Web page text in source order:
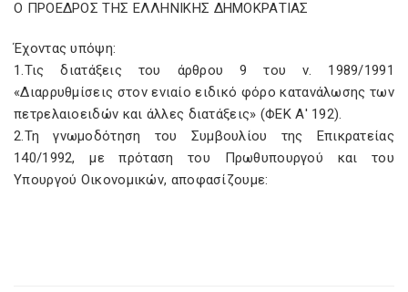
Ο ΠΡΟΕΔΡΟΣ ΤΗΣ ΕΛΛΗΝΙΚΗΣ ΔΗΜΟΚΡΑΤΙΑΣ
Έχοντας υπόψη:
1.Τις διατάξεις του άρθρου 9 του ν. 1989/1991
«Διαρρυθμίσεις στον ενιαίο ειδικό φόρο κατανάλωσης των
πετρελαιοειδών και άλλες διατάξεις» (ΦΕΚ Α' 192).
2.Τη γνωμοδότηση του Συμβουλίου της Επικρατείας
140/1992, με πρόταση του Πρωθυπουργού και του
Υπουργού Οικονομικών, αποφασίζουμε: